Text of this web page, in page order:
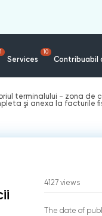
1
Services
10
Contribuabil
terminalului - zona de
şi anexa la facturile
4127 views
The date of